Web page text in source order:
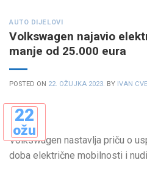
AUTO DIJELOVI
Volkswagen najavio
manje od 25.000 eura
POSTED ON 22. OŽUJKA 2023. BY IVAN
22
ožu
Volkswagen nastavlja priču o
doba električne mobilnosti i